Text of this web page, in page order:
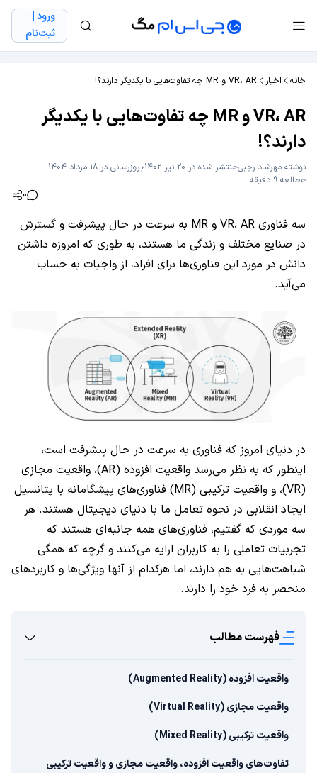
ورود |
ثبت‌نام
خانه اخبار VR، AR و MR چه تفاوت‌هایی با یکدیگر دارند؟!
VR، AR و MR چه تفاوت‌هایی با یکدیگر
دارند؟!
نوشته مهرشاد رجبیمنتشر شده در 20 تیر 1402
بروزرسانی در 18 مرداد 1404
مطالعه 9 دقیقه
0
سه فناوری VR، AR و MR به سرعت در حال پیشرفت و گسترش
در صنایع مختلف و زندگی ما هستند، به طوری که امروزه داشتن
دانش در مورد این فناوری‌ها برای افراد، از واجبات به حساب
می‌آید.
در دنیای امروز که فناوری به سرعت در حال پیشرفت است،
اینطور که به نظر می‌رسد واقعیت افزوده (AR)، واقعیت مجازی
(VR)، و واقعیت ترکیبی (MR) فناوری‌های پیشگامانه با پتانسیل
ایجاد انقلابی در نحوه تعامل ما با دنیای دیجیتال هستند. هر
سه موردی که گفتیم، فناوری‌های همه جانبه‌ای هستند که
تجربیات تعاملی را به کاربران ارایه می‌کنند و گرچه که همگی
شباهت‌هایی به هم دارند، اما هرکدام از آنها ویژگی‌ها و کاربردهای
منحصر به فرد خود را دارند.
فهرست مطالب
واقعیت افزوده (Augmented Reality)
واقعیت مجازی (Virtual Reality)
واقعیت ترکیبی (Mixed Reality)
تفاوت‌های واقعیت افزوده، واقعیت مجازی و واقعیت ترکیبی